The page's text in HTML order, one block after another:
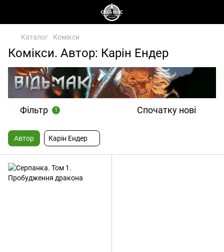
Каталог Комікси
Комікси. Автор: Карін Ендер
Фільтр 1 Спочатку нові
Автор Карін Ендер